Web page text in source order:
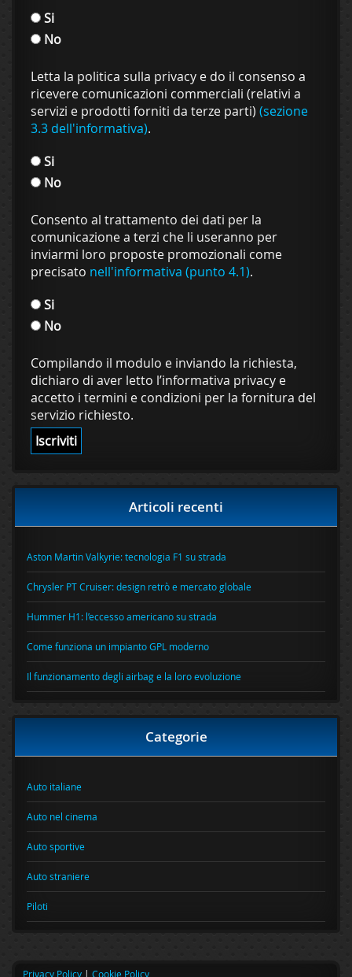
Si
No
Letta la politica sulla privacy e do il consenso a
ricevere comunicazioni commerciali (relativi a
servizi e prodotti forniti da terze parti) (sezione
3.3 dell'informativa).
Si
No
Consento al trattamento dei dati per la
comunicazione a terzi che li useranno per
inviarmi loro proposte promozionali come
precisato nell'informativa (punto 4.1).
Si
No
Compilando il modulo e inviando la richiesta,
dichiaro di aver letto l’informativa privacy e
accetto i termini e condizioni per la fornitura del
servizio richiesto.
Articoli recenti
Aston Martin Valkyrie: tecnologia F1 su strada
Chrysler PT Cruiser: design retrò e mercato globale
Hummer H1: l’eccesso americano su strada
Come funziona un impianto GPL moderno
Il funzionamento degli airbag e la loro evoluzione
Categorie
Auto italiane
Auto nel cinema
Auto sportive
Auto straniere
Piloti
Privacy Policy | Cookie Policy